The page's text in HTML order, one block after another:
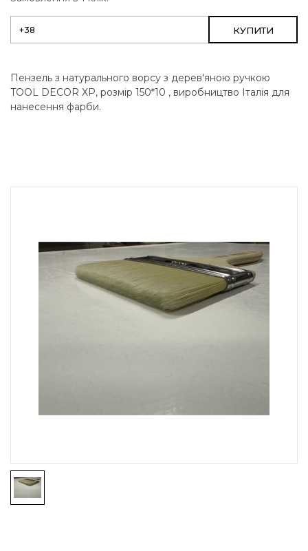
КУПИТИ
Пензель з натурального ворсу з дерев'яною ручкою
TOOL DECOR XP, розмір 150*10 , виробництво Італія для
нанесення фарби.